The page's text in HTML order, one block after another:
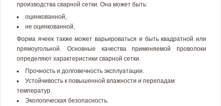
производства сварной сетки. Она может быть:
оцинкованной,
не оцинкованной,
Форма ячеек также может варьироваться и быть квадратной или
прямоугольной. Основные качества применяемой проволоки
определяют характеристики сварной сетки.
Прочность и долговечность эксплуатации.
Устойчивость к повышенной влажности и перепадам
температур.
Экологическая безопасность.